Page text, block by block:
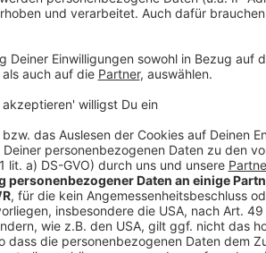
Gewinnspiel erklärt sich der
16. Lebensjahr vollendet haben und
des Kommentars
ihrer Facebook-Seite wie auch auf
und Internet-Radio). Der
im Zusammenhang mit dem